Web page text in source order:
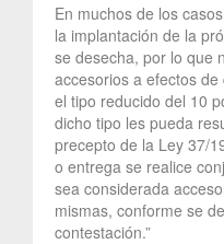
En muchos de los
la implantación de la
se desecha, por lo que
accesorios a efectos
el tipo reducido del 10
dicho tipo les pueda
precepto de la Ley 37/
o entrega se realice
sea considerada
mismas, conforme se
contestación.”